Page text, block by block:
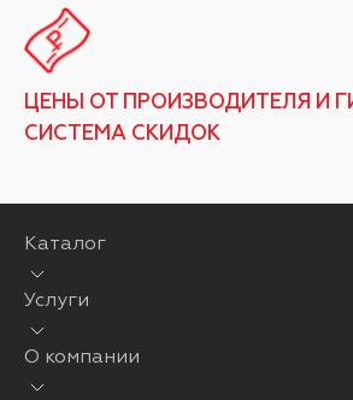
ЦЕНЫ ОТ ПРОИЗВОДИТЕЛЯ И
СИСТЕМА СКИДОК
Каталог
Услуги
О компании